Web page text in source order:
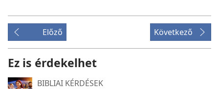
Előző Következő
Ez is érdekelhet
BIBLIAI KÉRDÉSEK